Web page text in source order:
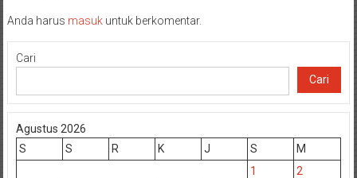
Anda harus masukuntuk berkomentar.
Cari
Cari
Agustus 2026
S
S R K J S
M
1
2